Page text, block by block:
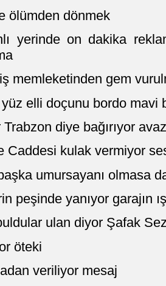
ölümden dönmek
yerinde on dakika
memleketinden gem
elli doçunu bordo mavi
diye bağırıyor
Caddesi kulak vermiyor
umursayanı olmasa
peşinde yanıyor garajın
ulan diyor Şafak
öteki
veriliyor mesaj